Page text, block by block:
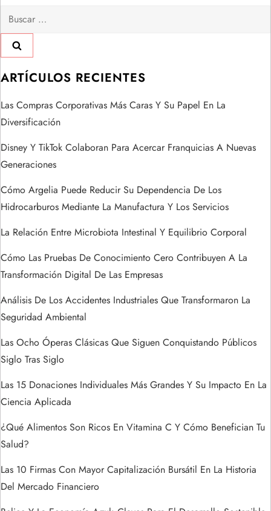
c
i
ó
n
d
e
n
t
r
a
d
a
s
Buscar:
ARTÍCULOS RECIENTES
Las Compras Corporativas Más Caras Y Su Papel En La
Diversificación
Disney Y TikTok Colaboran Para Acercar Franquicias A Nuevas
Generaciones
Cómo Argelia Puede Reducir Su Dependencia De Los
Hidrocarburos Mediante La Manufactura Y Los Servicios
La Relación Entre Microbiota Intestinal Y Equilibrio Corporal
Cómo Las Pruebas De Conocimiento Cero Contribuyen A La
Transformación Digital De Las Empresas
Análisis De Los Accidentes Industriales Que Transformaron La
Seguridad Ambiental
Las Ocho Óperas Clásicas Que Siguen Conquistando Públicos
Siglo Tras Siglo
Las 15 Donaciones Individuales Más Grandes Y Su Impacto En La
Ciencia Aplicada
¿Qué Alimentos Son Ricos En Vitamina C Y Cómo Benefician Tu
Salud?
Las 10 Firmas Con Mayor Capitalización Bursátil En La Historia
Del Mercado Financiero